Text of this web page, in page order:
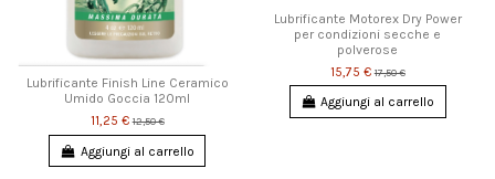
Lubrificante Finish Line Ceramico
Umido Goccia 120ml
11,25 € 12,50 €
Aggiungi al carrello
Lubrificante Motorex Dry Power
per condizioni secche e
polverose
15,75 € 17,50 €
Aggiungi al carrello